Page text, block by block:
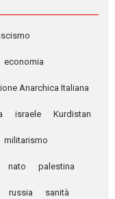
economia
Anarchica Italiana
israele Kurdistan
militarismo
nato palestina
russia sanità